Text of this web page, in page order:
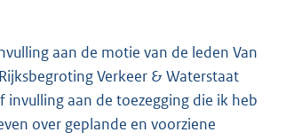
aan de motie van de leden Van
Verkeer & Waterstaat
invulling aan de toezegging die ik heb
over geplande en voorziene